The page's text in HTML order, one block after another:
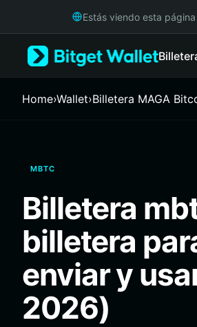
Русский
Italiano
繁體中文
Bahasa Indonesia
ภาษาไทย
Español
Português (Brasil)
Español (Argentina)
Estás viendo esta página
Home›Wallet›Billetera MAGA
MBTC
Billetera
billetera
enviar y
2026)